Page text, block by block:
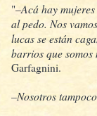
"–Acá hay
al pedo. Nos
lucas se están
barrios que
Garfagnini.
–Nosotros tampoco